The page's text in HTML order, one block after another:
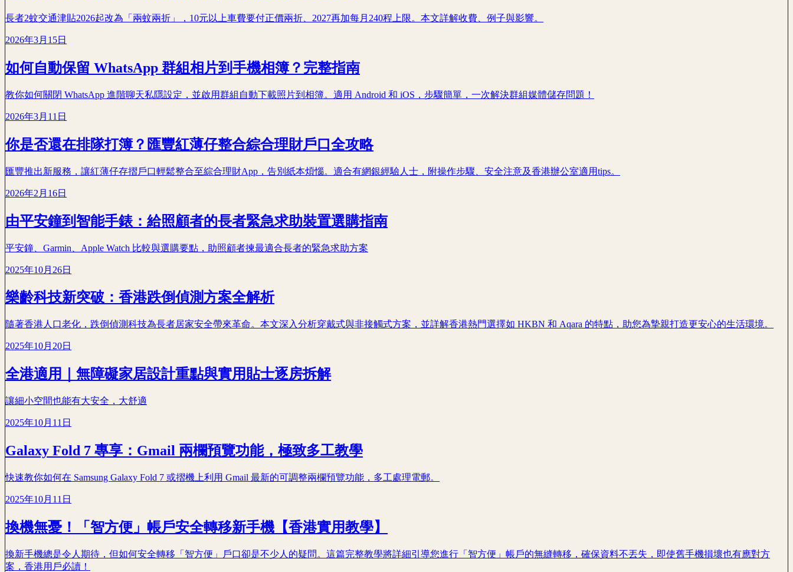
長者2蚊交通津貼2026起改為「兩蚊兩折」，10元以上車費要付正價兩折、2027再加每月240程上限。本文詳解收費、例子與影響。
2026年3月15日
如何自動保留 WhatsApp 群組相片到手機相簿？完整指南
教你如何關閉 WhatsApp 進階聊天私隱設定，並啟用群組自動下載照片到相簿。適用 Android 和 iOS，步驟簡單，一次解決群組媒體儲存問題！
2026年3月11日
你是否還在排隊打簿？匯豐紅薄仔整合綜合理財戶口全攻略
匯豐推出新服務，讓紅薄仔存摺戶口輕鬆整合至綜合理財App，告別紙本煩惱。適合有網銀經驗人士，附操作步驟、安全注意及香港辦公室適用tips。
2026年2月16日
由平安鐘到智能手錶：給照顧者的長者緊急求助裝置選購指南
平安鐘、Garmin、Apple Watch 比較與選購要點，助照顧者揀最適合長者的緊急求助方案
2025年10月26日
樂齡科技新突破：香港跌倒偵測方案全解析
隨著香港人口老化，跌倒偵測科技為長者居家安全帶來革命。本文深入分析穿戴式與非接觸式方案，並詳解香港熱門選擇如 HKBN 和 Aqara 的特點，助您為摯親打造更安心的生活環境。
2025年10月20日
全港適用｜無障礙家居設計重點與實用貼士逐房拆解
讓細小空間也能有大安全，大舒適
2025年10月11日
Galaxy Fold 7 專享：Gmail 兩欄預覽功能，極致多工教學
快速教你如何在 Samsung Galaxy Fold 7 或摺機上利用 Gmail 最新的可調整兩欄預覽功能，多工處理電郵。
2025年10月11日
換機無憂！「智方便」帳戶安全轉移新手機【香港實用教學】
換新手機總是令人期待，但如何安全轉移「智方便」戶口卻是不少人的疑問。這篇完整教學將詳細引導您進行「智方便」帳戶的無縫轉移，確保資料不丟失，即使舊手機損壞也有應對方
案，香港用戶必讀！